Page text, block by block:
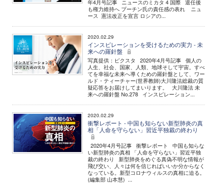
年4月号記事 ニュースのミカタ 4 国際 退任後
も権力維持へ プーチン氏の責任感の表れ ニュ
ース 憲法改正を宣言 ロシアの...
2020.02.29
インスピレーションを受けるための実力 - 未
来への羅針盤
写真提供：ピクスタ 2020年4月号記事 個人の
人生、社会、国家、人類、地球そして宇宙。すべ
てを幸福な未来へ導くための羅針盤として、ワー
ルド・ティーチャー(世界教師)大川隆法総裁の質
疑応答をお届けしてまいります。 大川隆法 未
来への羅針盤 No.278 インスピレーション...
2020.02.29
衝撃レポート - 中国も知らない新型肺炎の真
相「人命を守らない」習近平独裁の終わり
2020年4月号記事 衝撃レポート 中国も知らな
い新型肺炎の真相 「人命を守らない」習近平独
裁の終わり 新型肺炎をめぐる真偽不明な情報が
飛び交い、人々は何を信じればいいか分からなく
なっている。新型コロナウィルスの真相に迫る。
(編集部 山本慧) ...